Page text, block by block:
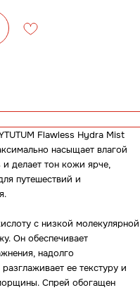
Flawless Hydra Mist
насыщает влагой
делает тон кожи ярче,
путешествий и
с низкой молекулярной
Он обеспечивает
надолго
ее текстуру и
Спрей обогащен